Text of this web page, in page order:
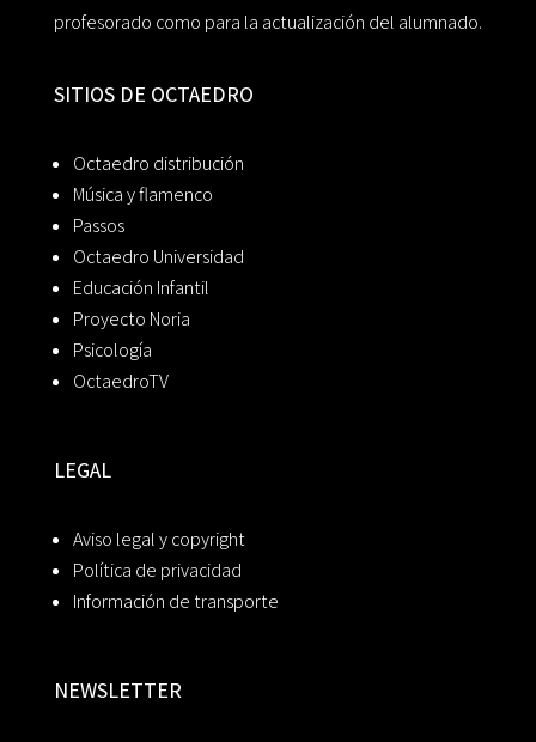
profesorado como para la actualización del alumnado.
SITIOS DE OCTAEDRO
Octaedro distribución
Música y flamenco
Passos
Octaedro Universidad
Educación Infantil
Proyecto Noria
Psicología
OctaedroTV
LEGAL
Aviso legal y copyright
Política de privacidad
Información de transporte
NEWSLETTER